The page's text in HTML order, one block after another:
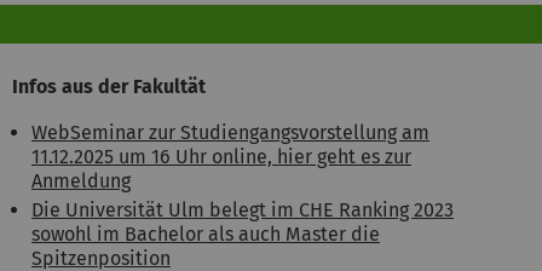
Infos aus der Fakultät
WebSeminar zur Studiengangsvorstellung am
11.12.2025 um 16 Uhr online, hier geht es zur
Anmeldung
Die Universität Ulm belegt im CHE Ranking 2023
sowohl im Bachelor als auch Master die
Spitzenposition